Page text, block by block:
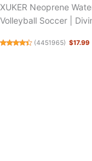
XUKER Neoprene
Volleyball Soccer |
(4451965) $17.99